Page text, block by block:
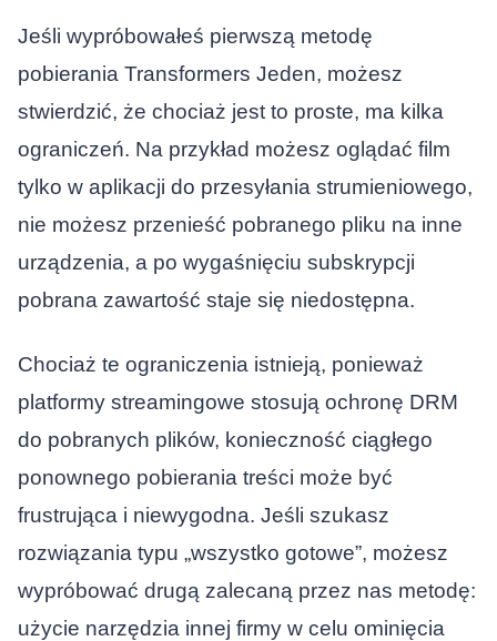
Jeśli wypróbowałeś pierwszą metodę
pobierania Transformers Jeden, możesz
stwierdzić, że chociaż jest to proste, ma kilka
ograniczeń. Na przykład możesz oglądać film
tylko w aplikacji do przesyłania strumieniowego,
nie możesz przenieść pobranego pliku na inne
urządzenia, a po wygaśnięciu subskrypcji
pobrana zawartość staje się niedostępna.
Chociaż te ograniczenia istnieją, ponieważ
platformy streamingowe stosują ochronę DRM
do pobranych plików, konieczność ciągłego
ponownego pobierania treści może być
frustrująca i niewygodna. Jeśli szukasz
rozwiązania typu „wszystko gotowe”, możesz
wypróbować drugą zalecaną przez nas metodę:
użycie narzędzia innej firmy w celu ominięcia